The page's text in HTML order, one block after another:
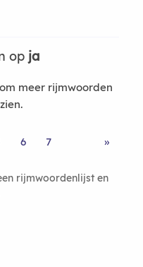
op ja
meer rijmwoorden
6 7 »
rijmwoordenlijst en